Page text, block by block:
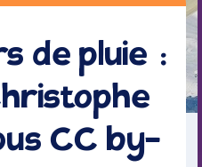
de pluie :
CC by-